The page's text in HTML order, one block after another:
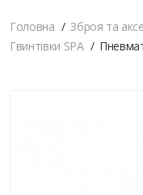
Головна Зброя та
Гвинтівки SPA